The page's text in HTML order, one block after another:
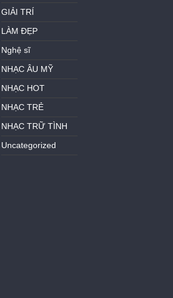
GIẢI TRÍ
LÀM ĐẸP
Nghệ sĩ
NHẠC ÂU MỸ
NHẠC HOT
NHẠC TRẺ
NHẠC TRỮ TÌNH
Uncategorized